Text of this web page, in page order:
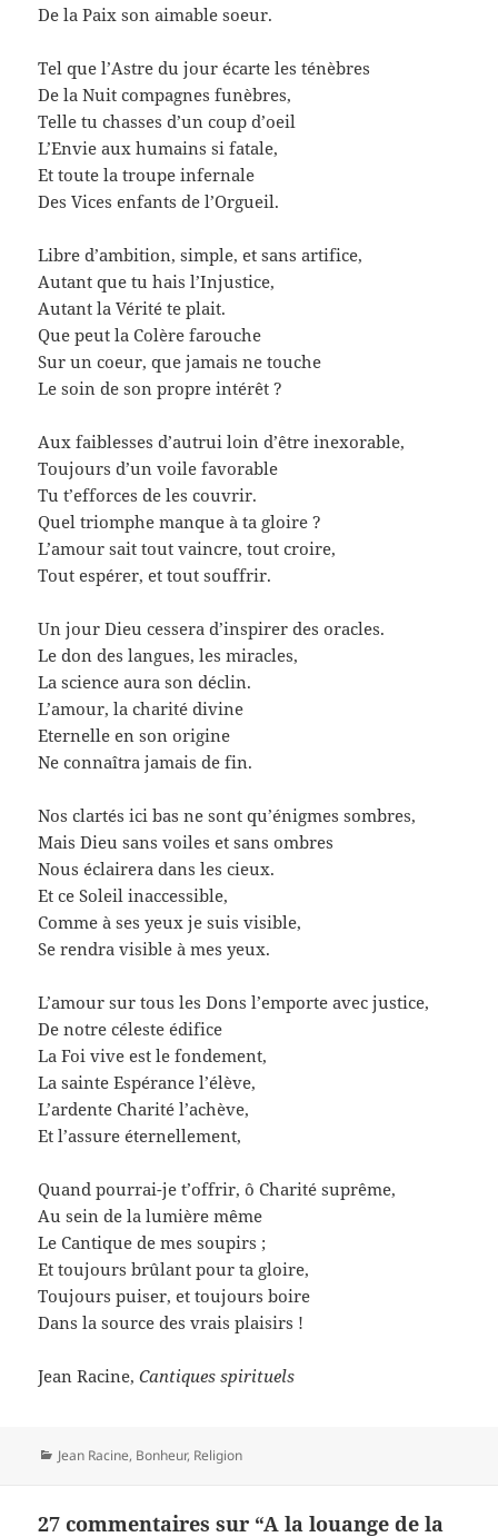
De la Paix son aimable soeur.
Tel que l’Astre du jour écarte les ténèbres
De la Nuit compagnes funèbres,
Telle tu chasses d’un coup d’oeil
L’Envie aux humains si fatale,
Et toute la troupe infernale
Des Vices enfants de l’Orgueil.
Libre d’ambition, simple, et sans artifice,
Autant que tu hais l’Injustice,
Autant la Vérité te plait.
Que peut la Colère farouche
Sur un coeur, que jamais ne touche
Le soin de son propre intérêt ?
Aux faiblesses d’autrui loin d’être inexorable,
Toujours d’un voile favorable
Tu t’efforces de les couvrir.
Quel triomphe manque à ta gloire ?
L’amour sait tout vaincre, tout croire,
Tout espérer, et tout souffrir.
Un jour Dieu cessera d’inspirer des oracles.
Le don des langues, les miracles,
La science aura son déclin.
L’amour, la charité divine
Eternelle en son origine
Ne connaîtra jamais de fin.
Nos clartés ici bas ne sont qu’énigmes sombres,
Mais Dieu sans voiles et sans ombres
Nous éclairera dans les cieux.
Et ce Soleil inaccessible,
Comme à ses yeux je suis visible,
Se rendra visible à mes yeux.
L’amour sur tous les Dons l’emporte avec justice,
De notre céleste édifice
La Foi vive est le fondement,
La sainte Espérance l’élève,
L’ardente Charité l’achève,
Et l’assure éternellement,
Quand pourrai-je t’offrir, ô Charité suprême,
Au sein de la lumière même
Le Cantique de mes soupirs ;
Et toujours brûlant pour ta gloire,
Toujours puiser, et toujours boire
Dans la source des vrais plaisirs !
Jean Racine,Cantiques spirituels
Catégories
Jean Racine, Bonheur, Religion
27 commentaires sur “A la louange de la